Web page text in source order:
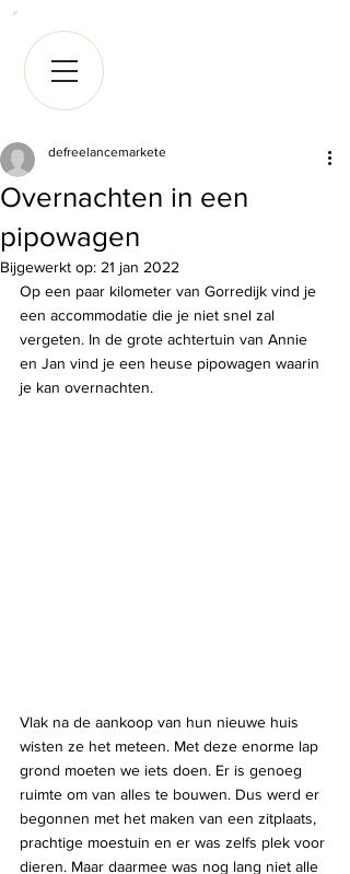
Overnachten in een
pipowagen
defreelancemarkete
Bijgewerkt op: 21 jan 2022
Op een paar kilometer van Gorredijk vind je
een accommodatie die je niet snel zal
vergeten. In de grote achtertuin van Annie
en Jan vind je een heuse pipowagen waarin
je kan overnachten.
Vlak na de aankoop van hun nieuwe huis
wisten ze het meteen. Met deze enorme lap
grond moeten we iets doen. Er is genoeg
ruimte om van alles te bouwen. Dus werd er
begonnen met het maken van een zitplaats,
prachtige moestuin en er was zelfs plek voor
dieren. Maar daarmee was nog lang niet alle